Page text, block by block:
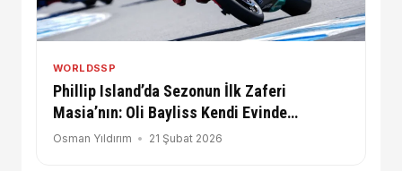
WORLDSSP
Phillip Island’da Sezonun İlk Zaferi
Masia’nın: Oli Bayliss Kendi Evinde
Podyumda
Osman Yıldırım 21 Şubat 2026